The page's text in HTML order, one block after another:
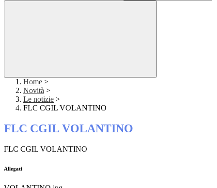
Home >
Novità >
Le notizie >
FLC CGIL VOLANTINO
FLC CGIL VOLANTINO
FLC CGIL VOLANTINO
Allegati